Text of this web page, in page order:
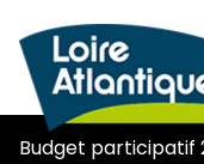
Budget participatif